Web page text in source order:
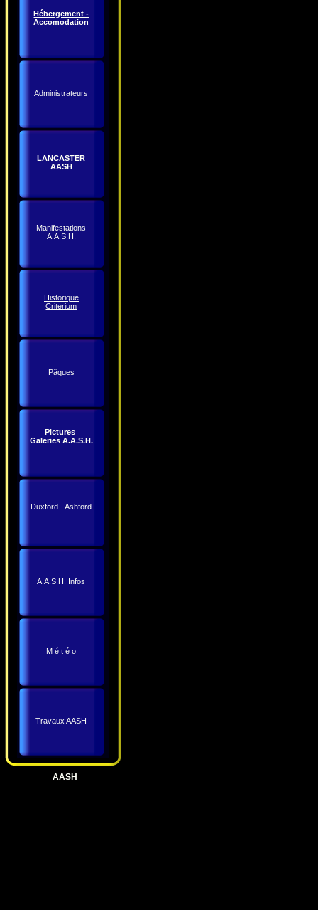
Hébergement -
Accomodation
Administrateurs
LANCASTER
AASH
Manifestations
A.A.S.H.
Historique
Criterium
Pâques
Pictures
Galeries A.A.S.H.
Duxford - Ashford
A.A.S.H. Infos
M é t é o
Travaux AASH
AASH